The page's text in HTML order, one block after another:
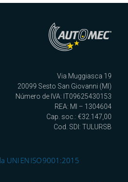
Via Muggiasca 19
20099 Sesto San Giovanni (MI)
Número de IVA: IT09625430153
REA: MI – 1304604
Cap. soc.: €32.147,00
Cod. SDI: TULURSB
UNI EN ISO 9001:2015